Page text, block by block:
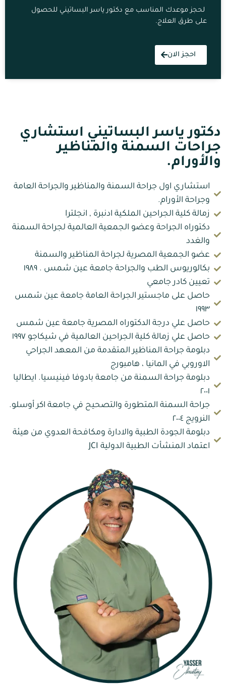
لحجز موعدك المناسب مع دكتور ياسر البساتيني للحصول
على طرق العلاج.
احجز الان
دكتور ياسر البساتيني استشاري
جراحات السمنة والمناظير
والأورام.
استشاري اول جراحة السمنة والمناظير والجراحة العامة
وجراحة الأورام.
زمالة كلية الجراحين الملكية ادنبرة , انجلترا
دكتوراه الجراحة وعضو الجمعية العالمية لجراحة السمنة
والغدد
عضو الجمعية المصرية لجراحة المناظير والسمنة
بكالوريوس الطب والجراحة جامعة عين شمس . ١٩٨٩
تعيين كادر جامعي
حاصل على ماجستير الجراحة العامة جامعة عين شمس
١٩٩٣
حاصل علي درجة الدكتوراه المصرية جامعة عين شمس
حاصل علي زمالة كلية الجراحين العالمية في شيكاجو ١٩٩٧
دبلومة جراحة المناظير المتقدمة من المعهد الجراحي
الاوروبي في المانيا ، هامبورج
دبلومة جراحة السمنة من جامعة بادوفا فينيسيا. ايطاليا
٢٠٠١
جراحة السمنة المتطورة والتصحيح في جامعة اكر أوسلو.
النرويج ٢٠٠٤
دبلومة الجودة الطبية والادارة ومكافحة العدوي من هيئة
اعتماد المنشأت الطبية الدولية JCI